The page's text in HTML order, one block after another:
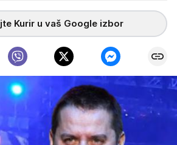
Kurir u vaš Google izbor